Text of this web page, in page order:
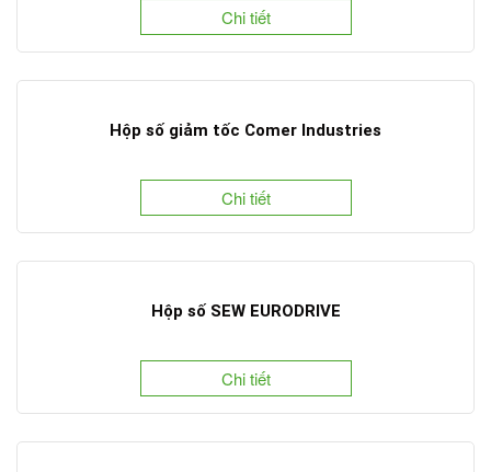
Chi tiết
Hộp số giảm tốc Comer Industries
Chi tiết
Hộp số SEW EURODRIVE
Chi tiết